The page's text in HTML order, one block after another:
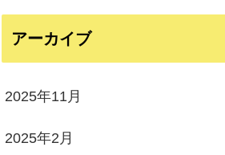
アーカイブ
2025年11月
2025年2月